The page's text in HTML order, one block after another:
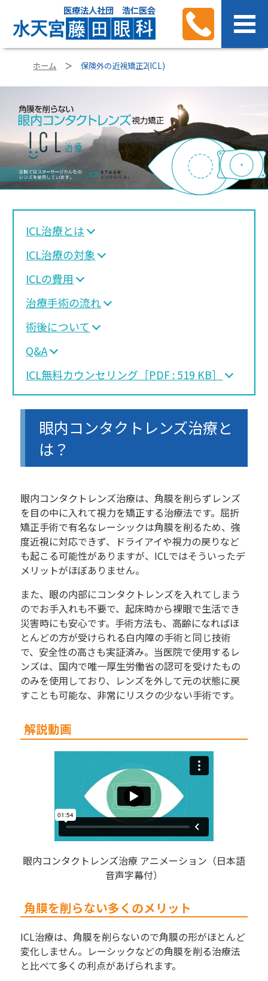
医療法人社団 浩仁医会
ホーム 保険外の近視矯正2(ICL)
ICL治療とは
ICL治療の対象
ICLの費用
治療手術の流れ
術後について
Q&A
ICL無料カウンセリング［PDF : 519 KB］
眼内コンタクトレンズ治療と
は？
眼内コンタクトレンズ治療は、角膜を削らずレンズ
を目の中に入れて視力を矯正する治療法です。屈折
矯正手術で有名なレーシックは角膜を削るため、強
度近視に対応できず、ドライアイや視力の戻りなど
も起こる可能性がありますが、ICLではそういったデ
メリットがほぼありません。
また、眼の内部にコンタクトレンズを入れてしまう
のでお手入れも不要で、起床時から裸眼で生活でき
災害時にも安心です。手術方法も、高齢になればほ
とんどの方が受けられる白内障の手術と同じ技術
で、安全性の高さも実証済み。当医院で使用するレ
ンズは、国内で唯一厚生労働省の認可を受けたもの
のみを使用しており、レンズを外して元の状態に戻
すことも可能な、非常にリスクの少ない手術です。
解説動画
眼内コンタクトレンズ治療 アニメーション（日本語
音声字幕付）
角膜を削らない多くのメリット
ICL治療は、角膜を削らないので角膜の形がほとんど
変化しません。レーシックなどの角膜を削る治療法
と比べて多くの利点があげられます。